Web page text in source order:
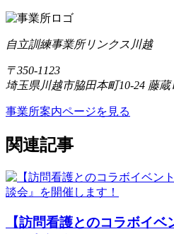
自立訓練事業所リンクス川越
〒350-1123
埼玉県川越市脇田本町10-24 藤
事業所案内ページを見る
関連記事
【訪問看護とのコラボイ